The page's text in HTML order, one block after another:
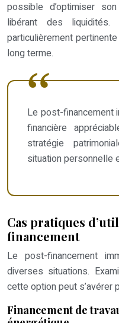
possible d’optimiser son
libérant des liquidités.
particulièrement
long terme.
Le post-financement
financière
stratégie
situation personnelle
Cas pratiques
financement
Le post-financement
diverses situations.
cette option peut s’avérer
Financement de